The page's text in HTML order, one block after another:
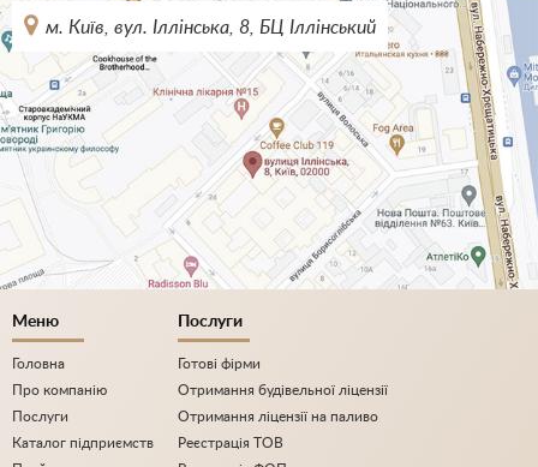
м. Київ, вул. Іллінська, 8, БЦ Іллінський
Меню
Головна
Про компанію
Послуги
Каталог підприємств
Послуги
Готові фірми
Отримання будівельної ліцензії
Отримання ліцензії на паливо
Реєстрація ТОВ